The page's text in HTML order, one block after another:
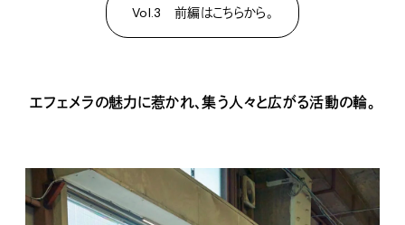
Vol.3 前編はこちらから。
エフェメラの魅力に惹かれ、集う人々と広がる活動の輪。